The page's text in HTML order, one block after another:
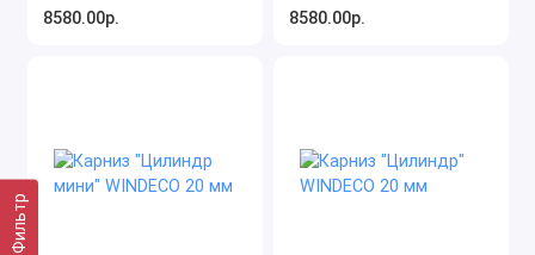
Фильтр
8580.00р. 8580.00р.